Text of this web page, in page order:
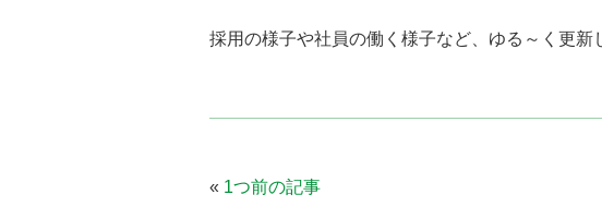
採用の様子や社員の働く様子など、ゆる～く更新
« 1つ前の記事